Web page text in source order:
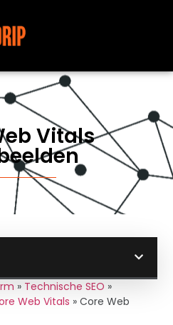
Vitals
» Technische SEO »
Web Vitals »Core Web